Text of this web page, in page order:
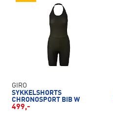
GIRO
SYKKELSHORTS
CHRONOSPORT BIB W
499,-